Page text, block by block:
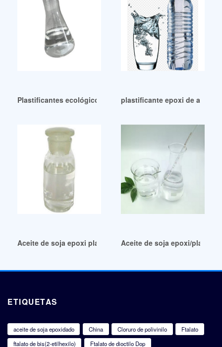
Plastificantes ecológicos de ésteres de ftalato en Nicaragua
plastificante epoxi de alta
Aceite de soja epoxi plastificante Eso de alta pureza México
Aceite de soja epoxi/
ETIQUETAS
aceite de soja epoxidado China Cloruro de polivinilo
Ftalato
ftalato de bis(2-etilhexilo)
Ftalato de dioctilo Dop